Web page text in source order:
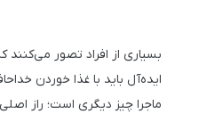
بسیاری از افراد تصور می‌کنند
ایده‌آل باید با غذا خوردن
ماجرا چیز دیگری است؛ راز